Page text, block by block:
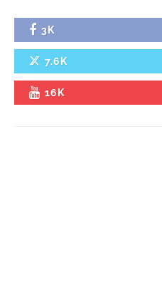
3K
7.6K
16K